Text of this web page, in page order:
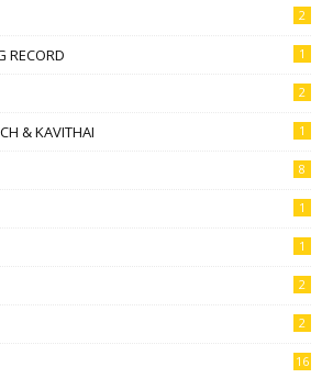
2
RECORD 1
2
& KAVITHAI 1
8
1
1
2
2
16